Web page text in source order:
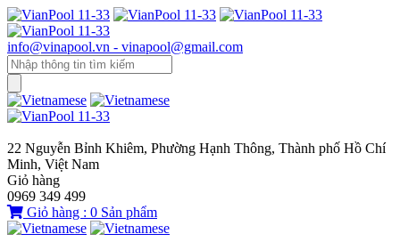
info@vinapool.vn - vinapool@gmail.com
22 Nguyễn Bỉnh Khiêm, Phường Hạnh Thông, Thành phố Hồ Chí
Minh, Việt Nam
Giỏ hàng
0969 349 499
Giỏ hàng : 0 Sản phẩm